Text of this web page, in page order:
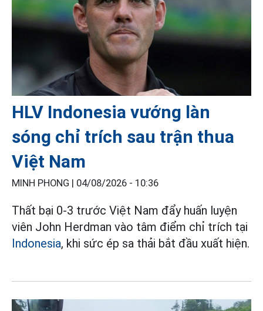
HLV Indonesia vướng làn
sóng chỉ trích sau trận thua
Việt Nam
MINH PHONG | 04/08/2026 - 10:36
Thất bại 0-3 trước Việt Nam đẩy huấn luyện
viên John Herdman vào tâm điểm chỉ trích tại
Indonesia, khi sức ép sa thải bắt đầu xuất hiện.